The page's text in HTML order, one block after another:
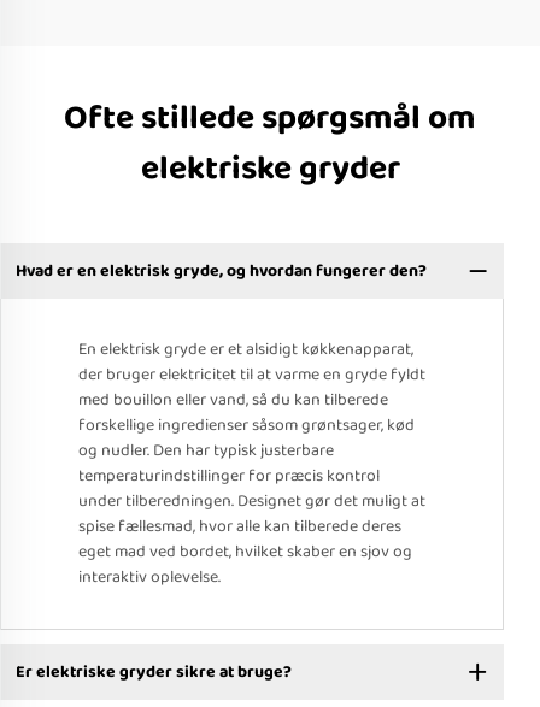
Ofte stillede spørgsmål om
elektriske gryder
Hvad er en elektrisk gryde, og hvordan fungerer den?
En elektrisk gryde er et alsidigt køkkenapparat,
der bruger elektricitet til at varme en gryde fyldt
med bouillon eller vand, så du kan tilberede
forskellige ingredienser såsom grøntsager, kød
og nudler. Den har typisk justerbare
temperaturindstillinger for præcis kontrol
under tilberedningen. Designet gør det muligt at
spise fællesmad, hvor alle kan tilberede deres
eget mad ved bordet, hvilket skaber en sjov og
interaktiv oplevelse.
Er elektriske gryder sikre at bruge?